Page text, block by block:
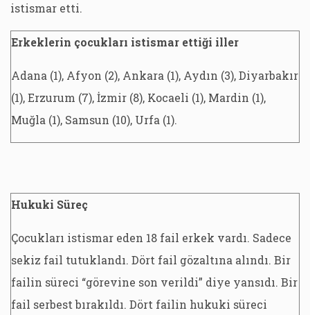
istismar etti.
Erkeklerin çocukları istismar ettiği iller
Adana (1), Afyon (2), Ankara (1), Aydın (3), Diyarbakır
(1), Erzurum (7), İzmir (8), Kocaeli (1), Mardin (1),
Muğla (1), Samsun (10), Urfa (1).
Hukuki Süreç
Çocukları istismar eden 18 fail erkek vardı. Sadece
sekiz fail tutuklandı. Dört fail gözaltına alındı. Bir
failin süreci “görevine son verildi” diye yansıdı. Bir
fail serbest bırakıldı. Dört failin hukuki süreci